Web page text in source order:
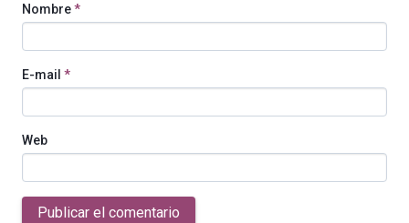
Nombre*
E-mail *
Web
Publicar el comentario